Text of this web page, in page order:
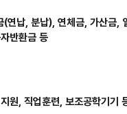
(연납, 분납), 연체금, 가산금,
반환금 등
원, 직업훈련, 보조공학기기